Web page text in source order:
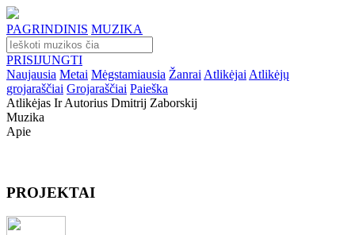
PAGRINDINIS MUZIKA
PRISIJUNGTI
Naujausia Metai Mėgstamiausia Žanrai Atlikėjai Atlikėjų
grojaraščiai Grojaraščiai Paieška
Atlikėjas Ir Autorius Dmitrij Zaborskij
Muzika
Apie
PROJEKTAI